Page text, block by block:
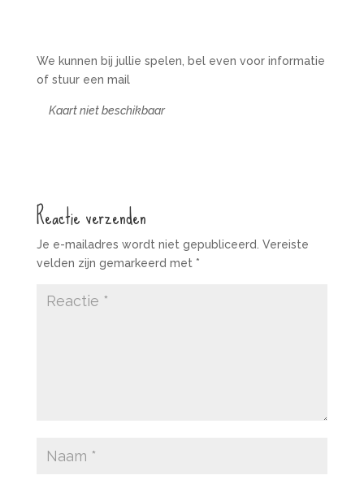
We kunnen bij jullie spelen, bel even voor informatie
of stuur een mail
Kaart niet beschikbaar
Reactie verzenden
Je e-mailadres wordt niet gepubliceerd. Vereiste
velden zijn gemarkeerd met *